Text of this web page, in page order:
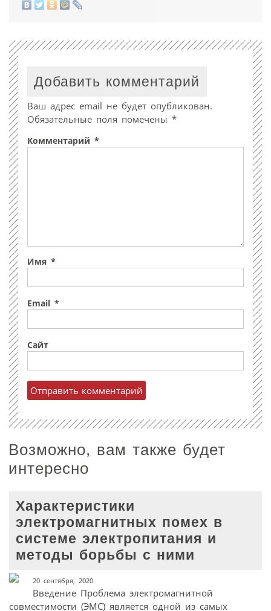
Добавить комментарий
Ваш адрес email не будет опубликован.
Обязательные поля помечены *
Комментарий *
Имя *
Email *
Сайт
Возможно, вам также будет
интересно
Характеристики
электромагнитных помех в
системе электропитания и
методы борьбы с ними
20 сентября, 2020
Введение Проблема электромагнитной
совместимости (ЭМС) является одной из самых